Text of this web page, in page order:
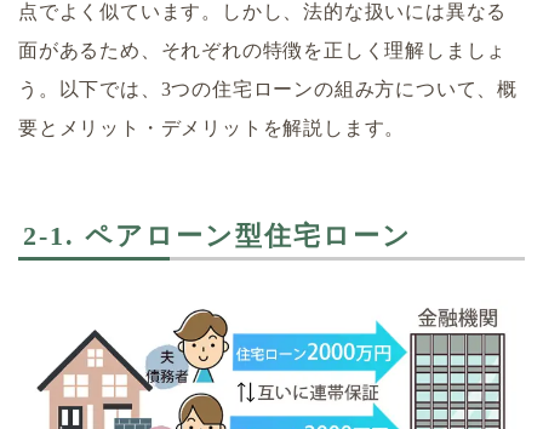
点でよく似ています。しかし、法的な扱いには異なる
面があるため、それぞれの特徴を正しく理解しましょ
う。以下では、3つの住宅ローンの組み方について、概
要とメリット・デメリットを解説します。
2-1. ペアローン型住宅ローン